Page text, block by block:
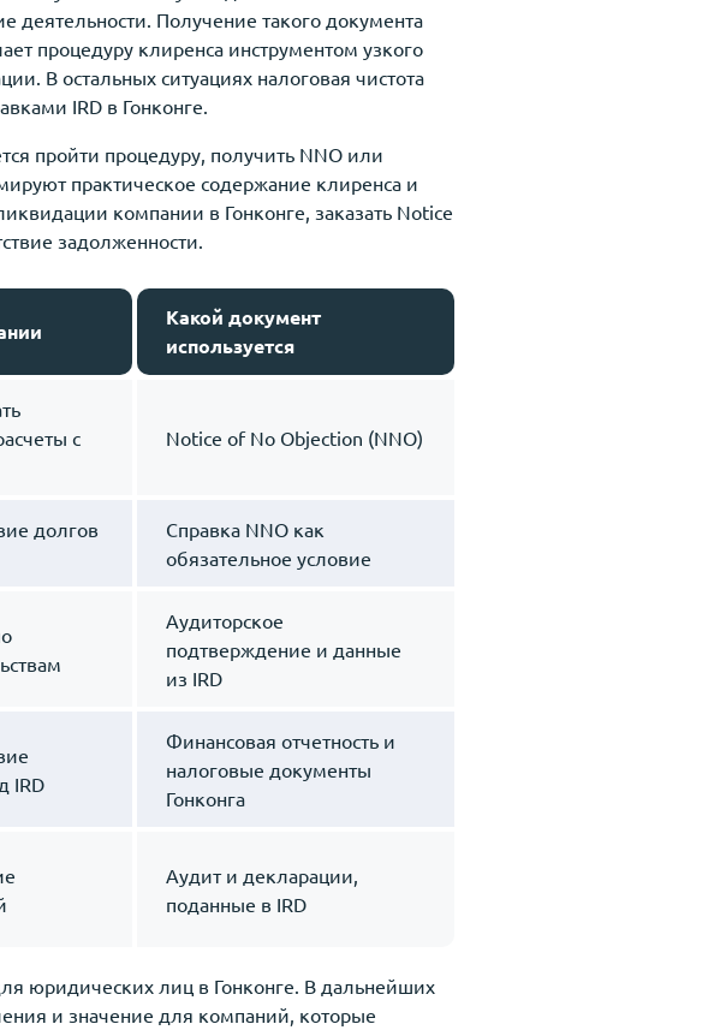
деятельности. Получение такого документа
процедуру клиренса инструментом узкого
В остальных ситуациях налоговая чистота
IRD в Гонконге.
пройти процедуру, получить NNO или
практическое содержание клиренса и
компании в Гонконге, заказать Notice
задолженности.
Какой документ
используется
с
Notice of No Objection (NNO)
долгов
Справка NNO как
обязательное условие
Аудиторское
подтверждение и данные
из IRD
IRD
Финансовая отчетность и
налоговые документы
Гонконга
Аудит и декларации,
поданные в IRD
юридических лиц в Гонконге. В дальнейших
и значение для компаний, которые